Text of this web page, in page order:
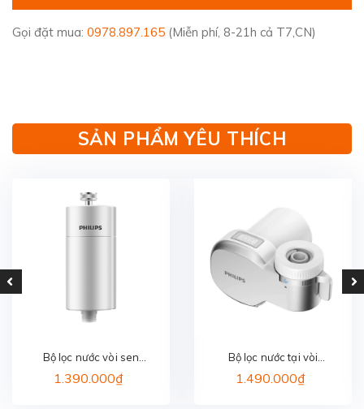
Gọi đặt mua: 0978.897.165 (Miễn phí, 8-21h cả T7,CN)
SẢN PHẨM YÊU THÍCH
Bộ lọc nước vòi sen
PHILIPS AWP1775WH/74
1.390.000₫
Bộ lọc nước tại vòi
PHILIPS AWP3705P1/97
1.490.000₫